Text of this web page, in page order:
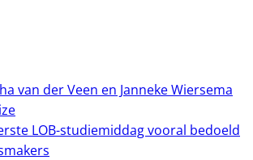
van der Veen en Janneke Wiersema
LOB-studiemiddag vooral bedoeld